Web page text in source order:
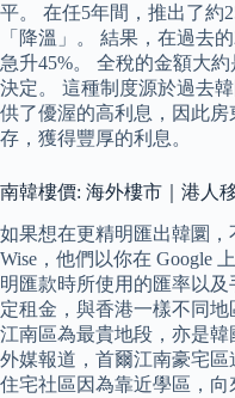
平。 在任5年間，推出了約
「降溫」。 結果，在過去
急升45%。 全稅的金額大
決定。 這種制度源於過去
供了優渥的高利息，因此
存，獲得豐厚的利息。
南韓樓價: 海外樓市｜港人
如果想在更精明匯出韓圜
Wise，他們以你在 Google
明匯款時所使用的匯率以
定租金，與香港一樣不同地
江南區為最貴地段，亦是韓
外媒報道，首爾江南豪宅區
住宅社區因為靠近學區，